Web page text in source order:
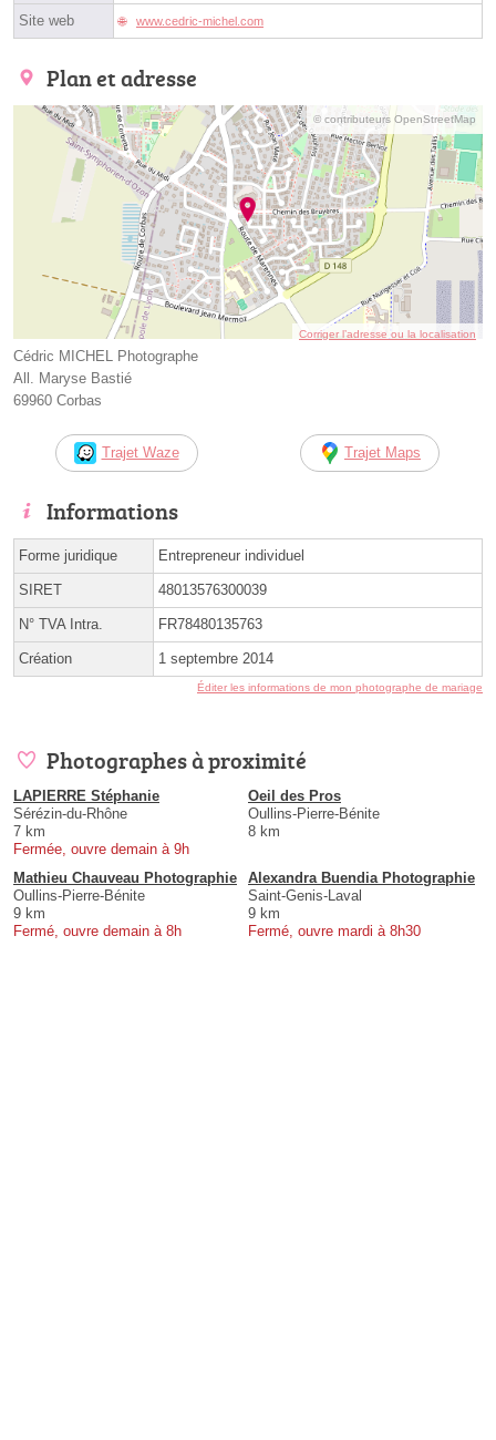
Site web www.cedric-michel.com
Plan et adresse
© contributeurs OpenStreetMap
Corriger l’adresse ou la localisation
Cédric MICHEL Photographe
All. Maryse Bastié
69960 Corbas
Trajet Waze Trajet Maps
Informations
Forme juridique Entrepreneur individuel
SIRET 48013576300039
N° TVA Intra. FR78480135763
Création 1 septembre 2014
Éditer les informations de mon photographe de mariage
Photographes à proximité
LAPIERRE Stéphanie
Sérézin-du-Rhône
7 km
Fermée, ouvre demain à 9h
Oeil des Pros
Oullins-Pierre-Bénite
8 km
Mathieu Chauveau Photographie
Oullins-Pierre-Bénite
9 km
Fermé, ouvre demain à 8h
Alexandra Buendia Photographie
Saint-Genis-Laval
9 km
Fermé, ouvre mardi à 8h30